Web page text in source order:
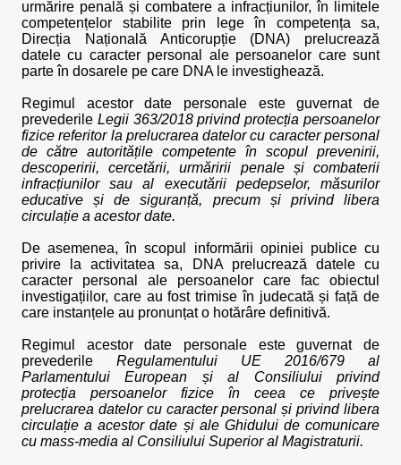
urmărire penală și combatere a infracțiunilor, în limitele
competențelor stabilite prin lege în competența sa,
Direcția Națională Anticorupție (DNA) prelucrează
datele cu caracter personal ale persoanelor care sunt
parte în dosarele pe care DNA le investighează.
Regimul acestor date personale este guvernat de
prevederile Legii 363/2018 privind protecția persoanelor
fizice referitor la prelucrarea datelor cu caracter personal
de către autoritățile competente în scopul prevenirii,
descoperirii, cercetării, urmăririi penale și combaterii
infracțiunilor sau al executării pedepselor, măsurilor
educative și de siguranță, precum și privind libera
circulație a acestor date.
De asemenea, în scopul informării opiniei publice cu
privire la activitatea sa, DNA prelucrează datele cu
caracter personal ale persoanelor care fac obiectul
investigațiilor, care au fost trimise în judecată și față de
care instanțele au pronunțat o hotărâre definitivă.
Regimul acestor date personale este guvernat de
prevederile Regulamentului UE 2016/679 al
Parlamentului European și al Consiliului privind
protecția persoanelor fizice în ceea ce privește
prelucrarea datelor cu caracter personal și privind libera
circulație a acestor date și ale Ghidului de comunicare
cu mass-media al Consiliului Superior al Magistraturii.